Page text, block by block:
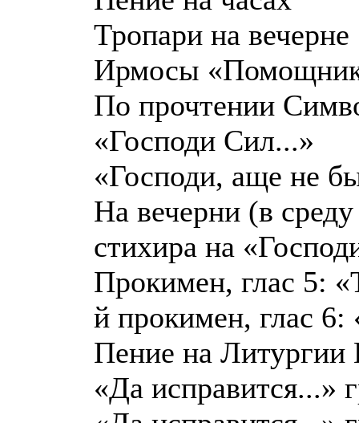
Тропари на вечерне
Ирмосы
По прочтении
«Господи Сил...»
«Господи, аще не
На вечерни (в
стихира на
Прокимен, глас 5:
й прокимен, глас
Пение на
«Да исправится...»